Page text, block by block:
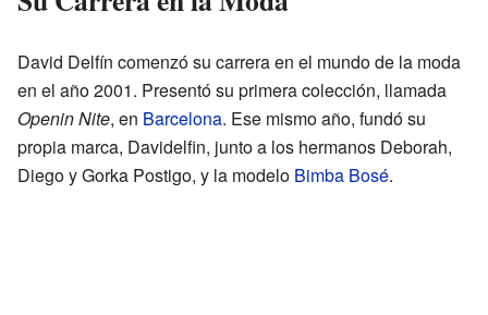
David Delfín comenzó su carrera en el mundo de la moda
en el año 2001. Presentó su primera colección, llamada
Openin Nite, en Barcelona. Ese mismo año, fundó su
propia marca, Davidelfin, junto a los hermanos Deborah,
Diego y Gorka Postigo, y la modelo Bimba Bosé.